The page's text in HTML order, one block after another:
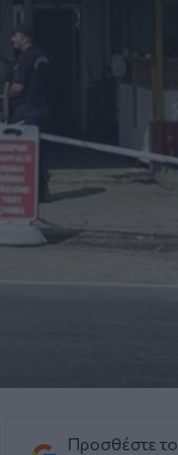
Προσθέστε το